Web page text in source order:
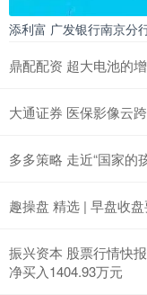
添利富 广发银行南京分
鼎配配资 超大电池的
大通证券 医保影像云
多多策略 走近“国家的
趣操盘 精选 | 早盘收
振兴资本 股票行情快
净买入1404.93万元